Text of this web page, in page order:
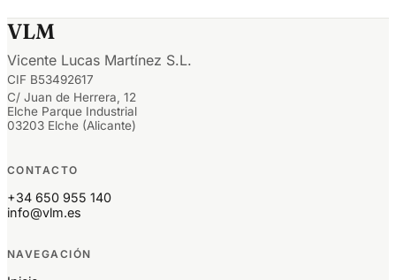
VLM
Vicente Lucas Martínez S.L.
CIF B53492617
C/ Juan de Herrera, 12
Elche Parque Industrial
03203 Elche (Alicante)
CONTACTO
+34 650 955 140
info@vlm.es
NAVEGACIÓN